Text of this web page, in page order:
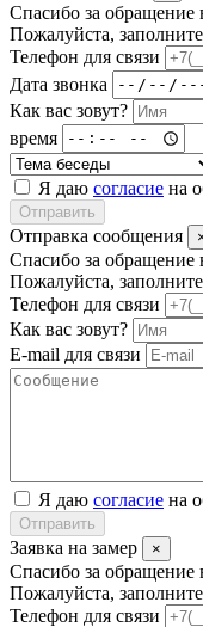
Спасибо за
Пожалуйста,
Телефон для связи
Дата звонка
Как вас зовут?
время
Я даю согласие на
Отправить
Отправка сообщения
Спасибо за
Пожалуйста,
Телефон для связи
Как вас зовут?
E-mail для связи
Я даю согласие на
Отправить
Заявка на замер ×
Спасибо за
Пожалуйста,
Телефон для связи